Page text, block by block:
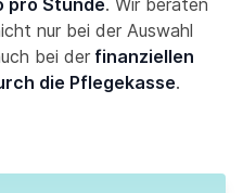
pro Stunde. Wir beraten
nur bei der Auswahl
bei der finanziellen
die Pflegekasse.